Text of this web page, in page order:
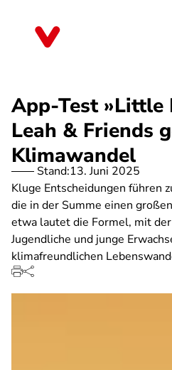
App-Test »Little
Leah & Friends
Klimawandel
Stand:13. Juni 2025
Kluge Entscheidungen führen
die in der Summe einen
etwa lautet die Formel, mit
Jugendliche und junge
klimafreundlichen